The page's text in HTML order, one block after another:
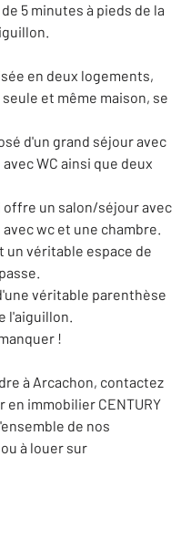
5 minutes à pieds de la
en deux logements,
et même maison, se
d'un grand séjour avec
WC ainsi que deux
offre un salon/séjour avec
wc et une chambre.
véritable espace de
véritable parenthèse
l'aiguillon.
!
à Arcachon, contactez
immobilier CENTURY
de nos
à louer sur